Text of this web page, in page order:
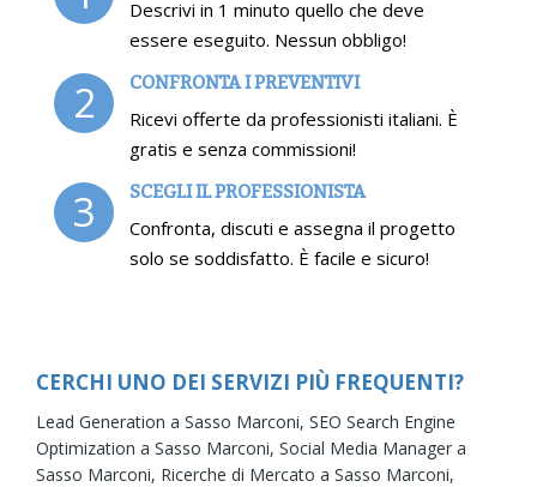
Descrivi in 1 minuto quello che deve
essere eseguito. Nessun obbligo!
2 CONFRONTA I PREVENTIVI
Ricevi offerte da professionisti italiani. È
gratis e senza commissioni!
3 SCEGLI IL PROFESSIONISTA
Confronta, discuti e assegna il progetto
solo se soddisfatto. È facile e sicuro!
CERCHI UNO DEI SERVIZI PIÙ FREQUENTI?
Lead Generation a Sasso Marconi, SEO Search Engine
Optimization a Sasso Marconi, Social Media Manager a
Sasso Marconi, Ricerche di Mercato a Sasso Marconi,